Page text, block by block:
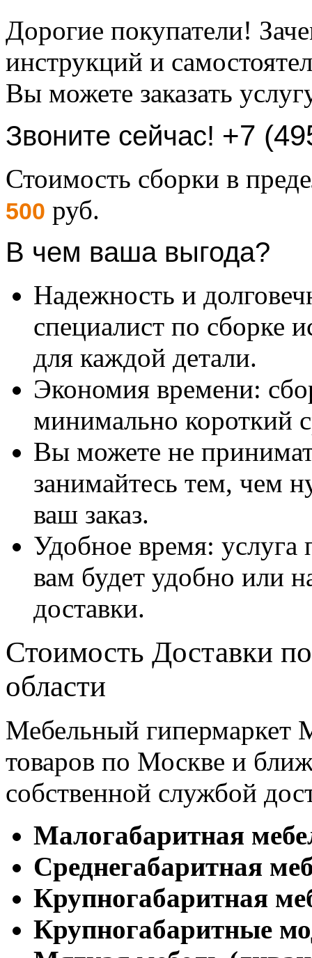
Дорогие покупатели!
инструкций и
Вы можете заказать
Звоните сейчас! +7
Стоимость сборки в
500 руб.
В чем ваша выгода?
Надежность и
специалист по сборке
для каждой детали.
Экономия времени:
минимально короткий
Вы можете не
занимайтесь тем, чем
ваш заказ.
Удобное время: услуга
вам будет удобно или
доставки.
Стоимость Доставки
области
Мебельный гипермаркет
товаров по Москве и
собственной службой
Малогабаритная
Cреднегабаритная
Крупногабаритная
Крупногабаритные